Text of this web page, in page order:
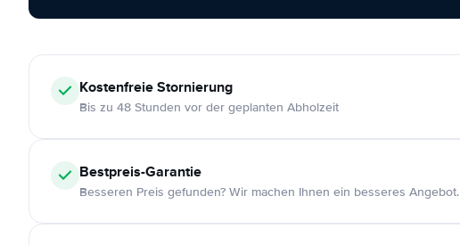
KostenfreieStornierung
Bis zu 48 Stunden vor der geplanten Abholzeit
Bestpreis-Garantie
Besseren Preis gefunden? Wir machen Ihnen ein besseres Angebot.